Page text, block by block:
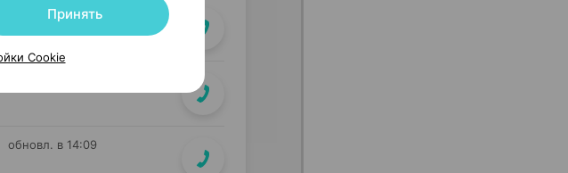
обновл. в 13:54
обновл. в 14:09
Принять
Cookie